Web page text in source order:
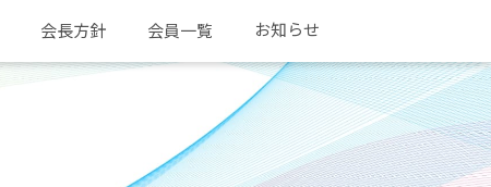
会長方針 会員一覧 お知らせ